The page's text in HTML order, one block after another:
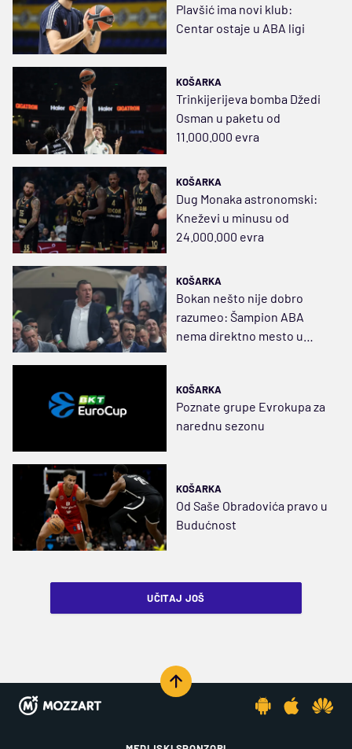
Plavšić ima novi klub:
Centar ostaje u ABA ligi
KOŠARKA
Trinkijerijeva bomba Džedi
Osman u paketu od
11.000.000 evra
KOŠARKA
Dug Monaka astronomski:
Kneževi u minusu od
24.000.000 evra
KOŠARKA
Bokan nešto nije dobro
razumeo: Šampion ABA
nema direktno mesto u
KOŠARKA
Poznate grupe Evrokupa za
narednu sezonu
KOŠARKA
Od Saše Obradovića pravo u
Budućnost
UČITAJ JOŠ